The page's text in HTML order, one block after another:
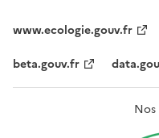
www.ecologie.gouv.fr
beta.gouv.fr
Nos